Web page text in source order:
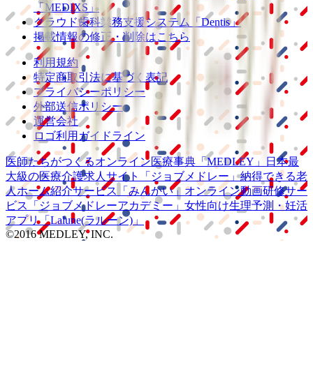
「MEDIXS」
クラウド歯科業務支援システム
「Dentis」
掲載情報の修正・削除はこちら
利用規約
特定商取引法に基づく表記
プライバシーポリシー
外部送信ポリシー
運営会社
ロゴ利用ガイドライン
医師たちがつくるオンライン医療事典 「MEDLEY」
日本最
大級の医療介護求人サイト 「ジョブメドレー」納得できる老
人ホーム紹介サービス
「みんかい」 オンライン動画研修サー
ビス
「ジョブメドレーアカデミー」 女性向け生理予測・妊活
アプリ「Lalune(ラルーン)」
©2016 MEDLEY, INC.